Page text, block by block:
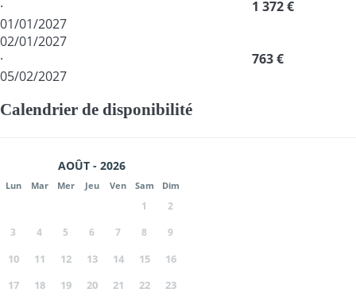
·
01/01/2027
1 372 €
02/01/2027
·
05/02/2027
763 €
Calendrier de disponibilité
AOÛT - 2026
Lun Mar Mer Jeu Ven Sam Dim
1
2
3
4 5 6 7 8 9
10 11 12 13 14 15
16
17
18 19 20 21 22
23